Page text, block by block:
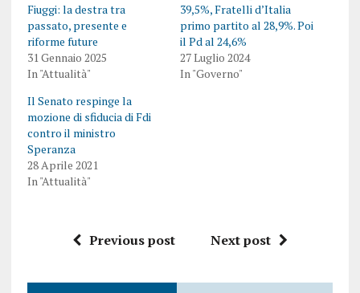
Fiuggi: la destra tra
passato, presente e
riforme future
31 Gennaio 2025
In "Attualità"
39,5%, Fratelli d’Italia
primo partito al 28,9%. Poi
il Pd al 24,6%
27 Luglio 2024
In "Governo"
Il Senato respinge la
mozione di sfiducia di Fdi
contro il ministro
Speranza
28 Aprile 2021
In "Attualità"
Previous post Next post